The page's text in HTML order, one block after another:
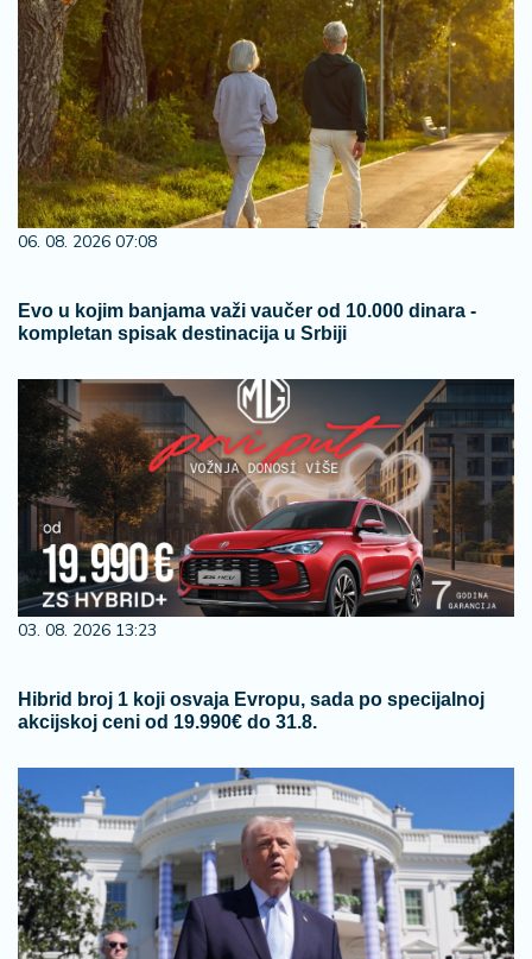
06. 08. 2026 07:08
Evo u kojim banjama važi vaučer od 10.000 dinara -
kompletan spisak destinacija u Srbiji
03. 08. 2026 13:23
Hibrid broj 1 koji osvaja Evropu, sada po specijalnoj
akcijskoj ceni od 19.990€ do 31.8.